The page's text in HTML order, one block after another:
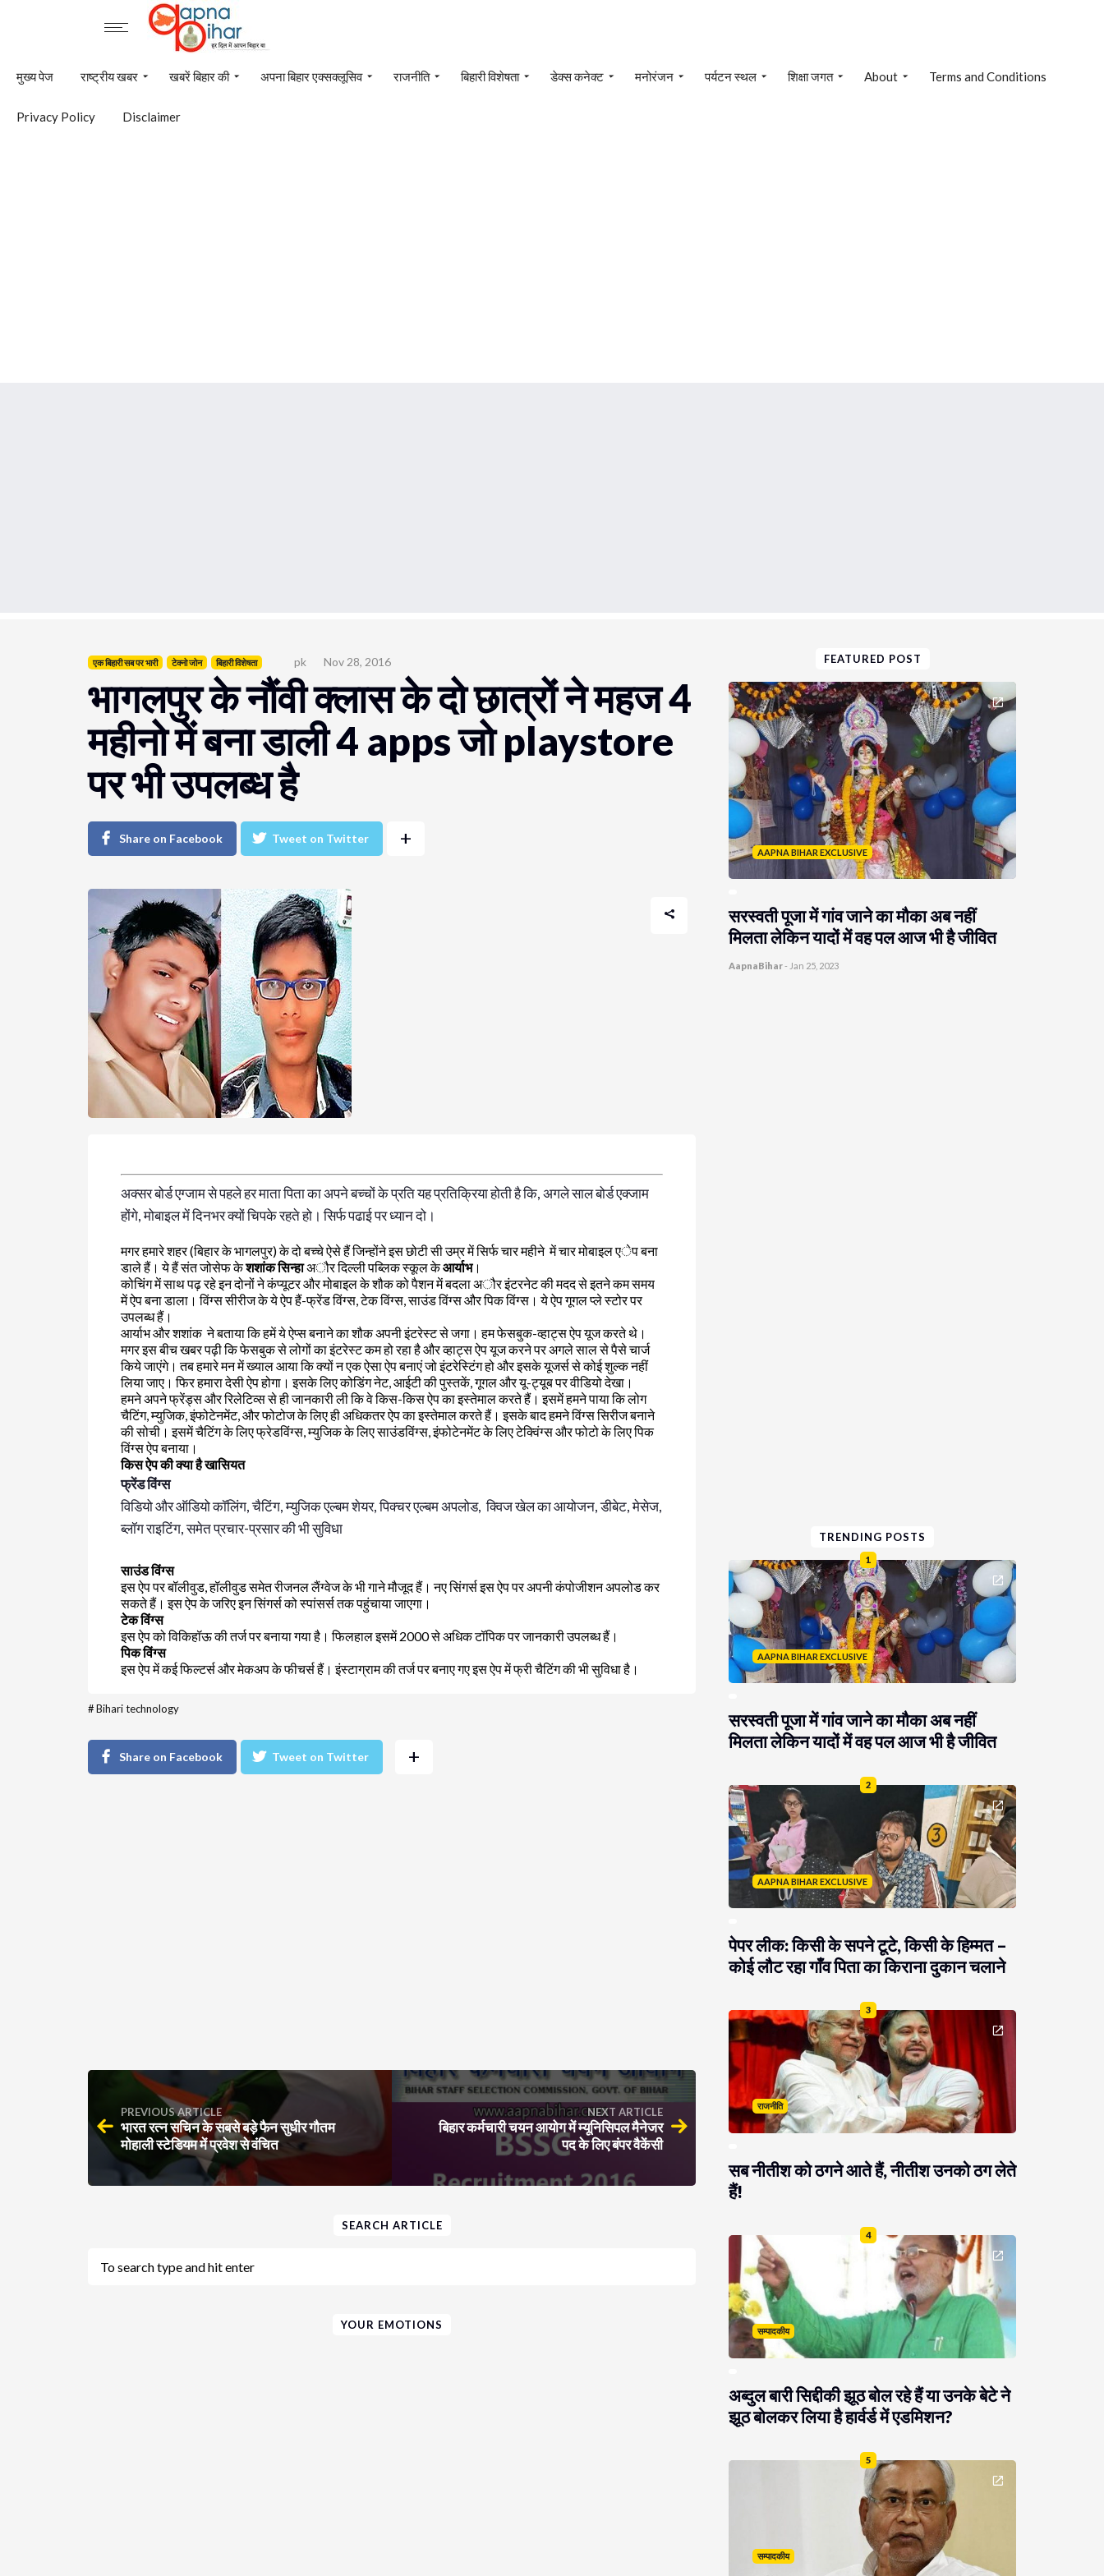
मुख्य पेज राष्ट्रीय खबर खबरें बिहार की अपना बिहार एक्सक्लूसिव राजनीति बिहारी विशेषता डेक्स कनेक्ट मनोरंजन पर्यटन स्थल शिक्षा जगत About Terms and Conditions
Privacy Policy Disclaimer
एक बिहारी सब पर भारी टेक्नो जोन बिहारी विशेषता pk Nov 28, 2016
भागलपुर के नौंवी क्लास के दो छात्रों ने महज 4
महीनो में बना डाली 4 apps जो playstore
पर भी उपलब्ध है
Share on Facebook Tweet on Twitter +
अक्सर बोर्ड एग्जाम से पहले हर माता पिता का अपने बच्चों के प्रति यह प्रतिक्रिया होती है कि, अगले साल बोर्ड एक्जाम
होंगे, मोबाइल में दिनभर क्यों चिपके रहते हो। सिर्फ पढाई पर ध्यान दो।
मगर हमारे शहर (बिहार के भागलपुर) के दो बच्चे ऐसे हैं जिन्होंने इस छोटी सी उम्र में सिर्फ चार महीने में चार मोबाइल एेप बना
डाले हैं। ये हैं संत जोसेफ केशशांक सिन्हाअौर दिल्ली पब्लिक स्कूल केआर्याभ।
कोचिंग में साथ पढ़ रहे इन दोनों ने कंप्यूटर और मोबाइल के शौक को पैशन में बदला अौर इंटरनेट की मदद से इतने कम समय
में ऐप बना डाला। विंग्स सीरीज के ये ऐप हैं-फ्रेंड विंग्स, टेक विंग्स, साउंड विंग्स और पिक विंग्स। ये ऐप गूगल प्ले स्टोर पर
उपलब्ध हैं।
आर्याभ और शशांक ने बताया कि हमें ये ऐप्स बनाने का शौक अपनी इंटरेस्ट से जगा। हम फेसबुक-व्हाट्स ऐप यूज करते थे।
मगर इस बीच खबर पढ़ी कि फेसबुक से लोगों का इंटरेस्ट कम हो रहा है और व्हाट्स ऐप यूज करने पर अगले साल से पैसे चार्ज
किये जाएंगे। तब हमारे मन में ख्याल आया कि क्यों न एक ऐसा ऐप बनाएं जो इंटरेस्टिंग हो और इसके यूजर्स से कोई शुल्क नहीं
लिया जाए। फिर हमारा देसी ऐप होगा। इसके लिए कोडिंग नेट, आईटी की पुस्तकें, गूगल और यू-ट्यूब पर वीडियो देखा।
हमने अपने फ्रेंड्स और रिलेटिव्स से ही जानकारी ली कि वे किस-किस ऐप का इस्तेमाल करते हैं। इसमें हमने पाया कि लोग
चैटिंग, म्युजिक, इंफोटेनमेंट, और फोटोज के लिए ही अधिकतर ऐप का इस्तेमाल करते हैं। इसके बाद हमने विंग्स सिरीज बनाने
की सोची। इसमें चैटिंग के लिए फ्रेडविंग्स, म्युजिक के लिए साउंडविंग्स, इंफोटेनमेंट के लिए टेक्विंग्स और फोटो के लिए पिक
विंग्स ऐप बनाया।
किस ऐप की क्या है खासियत
फ्रेंड विंग्स
विडियो और ऑडियो कॉलिंग, चैटिंग, म्युजिक एल्बम शेयर, पिक्चर एल्बम अपलोड, क्विज खेल का आयोजन, डीबेट, मेसेज,
ब्लॉग राइटिंग, समेत प्रचार-प्रसार की भी सुविधा
साउंड विंग्स
इस ऐप पर बॉलीवुड, हॉलीवुड समेत रीजनल लैंग्वेज के भी गाने मौजूद हैं। नए सिंगर्स इस ऐप पर अपनी कंपोजीशन अपलोड कर
सकते हैं। इस ऐप के जरिए इन सिंगर्स को स्पांसर्स तक पहुंचाया जाएगा।
टेक विंग्स
इस ऐप को विकिहॉऊ की तर्ज पर बनाया गया है। फिलहाल इसमें 2000 से अधिक टॉपिक पर जानकारी उपलब्ध हैं।
पिक विंग्स
इस ऐप में कई फिल्टर्स और मेकअप के फीचर्स हैं। इंस्टाग्राम की तर्ज पर बनाए गए इस ऐप में फ्री चैटिंग की भी सुविधा है।
#Bihari technology
Share on Facebook Tweet on Twitter +
PREVIOUS ARTICLE
भारत रत्न सचिन के सबसे बड़े फैन सुधीर गौतम
मोहाली स्टेडियम में प्रवेश से वंचित
NEXT ARTICLE
बिहार कर्मचारी चयन आयोग में म्यूनिसिपल मैनेजर
पद के लिए बंपर वैकेंसी
SEARCH ARTICLE
YOUR EMOTIONS
FEATURED POST
AAPNA BIHAR EXCLUSIVE
सरस्वती पूजा में गांव जाने का मौका अब नहीं
मिलता लेकिन यादों में वह पल आज भी है जीवित
AapnaBihar- Jan 25, 2023
TRENDING POSTS
1
AAPNA BIHAR EXCLUSIVE
सरस्वती पूजा में गांव जाने का मौका अब नहीं
मिलता लेकिन यादों में वह पल आज भी है जीवित
2
AAPNA BIHAR EXCLUSIVE
पेपर लीक: किसी के सपने टूटे, किसी के हिम्मत –
कोई लौट रहा गाँव पिता का किराना दुकान चलाने
3
राजनीति
सब नीतीश को ठगने आते हैं, नीतीश उनको ठग लेते
हैं!
4
सम्पादकीय
अब्दुल बारी सिद्दीकी झूठ बोल रहे हैं या उनके बेटे ने
झूठ बोलकर लिया है हार्वर्ड में एडमिशन?
5
सम्पादकीय